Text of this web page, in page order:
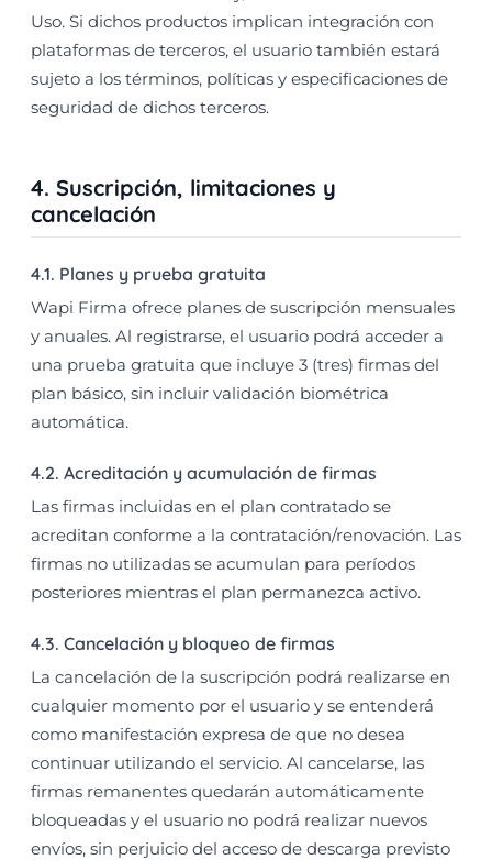
Uso. Si dichos productos implican integración con
plataformas de terceros, el usuario también estará
sujeto a los términos, políticas y especificaciones de
seguridad de dichos terceros.
4. Suscripción, limitaciones y
cancelación
4.1. Planes y prueba gratuita
Wapi Firma ofrece planes de suscripción mensuales
y anuales. Al registrarse, el usuario podrá acceder a
una prueba gratuita que incluye 3 (tres) firmas del
plan básico, sin incluir validación biométrica
automática.
4.2. Acreditación y acumulación de firmas
Las firmas incluidas en el plan contratado se
acreditan conforme a la contratación/renovación. Las
firmas no utilizadas se acumulan para períodos
posteriores mientras el plan permanezca activo.
4.3. Cancelación y bloqueo de firmas
La cancelación de la suscripción podrá realizarse en
cualquier momento por el usuario y se entenderá
como manifestación expresa de que no desea
continuar utilizando el servicio. Al cancelarse, las
firmas remanentes quedarán automáticamente
bloqueadas y el usuario no podrá realizar nuevos
envíos, sin perjuicio del acceso de descarga previsto